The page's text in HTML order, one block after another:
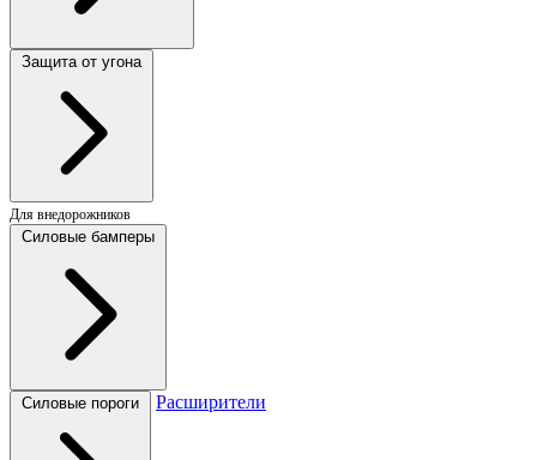
Защита от угона
Для внедорожников
Силовые бамперы
Силовые пороги Расширители